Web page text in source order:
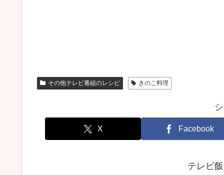
その他テレビ番組のレシピ きのこ料理
X Facebook
テレビ